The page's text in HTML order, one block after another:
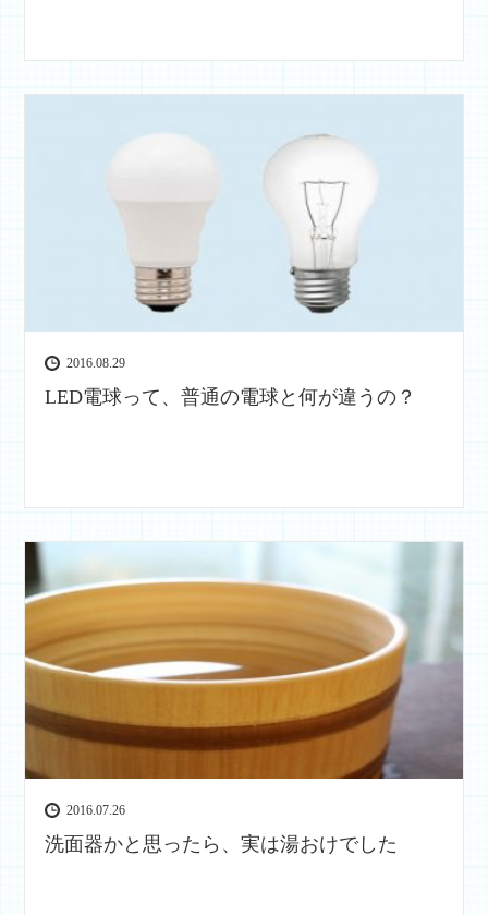
2016.08.29
LED電球って、普通の電球と何が違うの？
2016.07.26
洗面器かと思ったら、実は湯おけでした